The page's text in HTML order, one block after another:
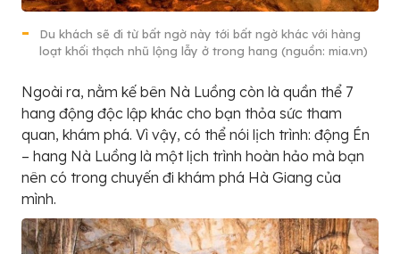
Du khách sẽ đi từ bất ngờ này tới bất ngờ khác với hàng
loạt khối thạch nhũ lộng lẫy ở trong hang (nguồn: mia.vn)
Ngoài ra, nằm kế bên Nà Luồng còn là quần thể 7
hang động độc lập khác cho bạn thỏa sức tham
quan, khám phá. Vì vậy, có thể nói lịch trình: động Én
– hang Nà Luồng là một lịch trình hoàn hảo mà bạn
nên có trong chuyến đi khám phá Hà Giang của
mình.